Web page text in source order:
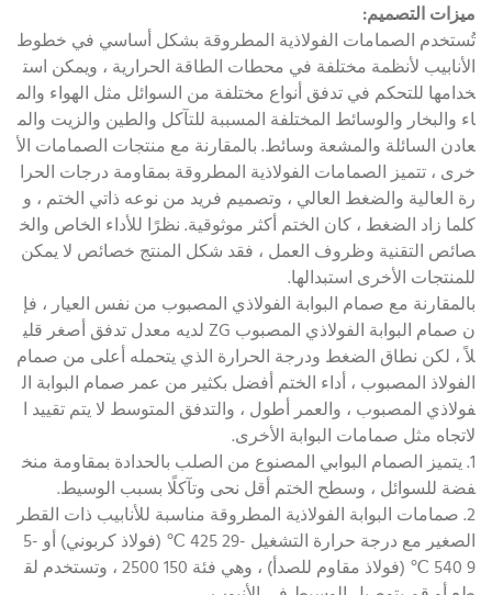
ميزات التصميم:
تُستخدم الصمامات الفولاذية المطروقة بشكل أساسي في خطوط
الأنابيب لأنظمة مختلفة في محطات الطاقة الحرارية ، ويمكن است
خدامها للتحكم في تدفق أنواع مختلفة من السوائل مثل الهواء والم
اء والبخار والوسائط المختلفة المسببة للتآكل والطين والزيت والم
عادن السائلة والمشعة وسائط. بالمقارنة مع منتجات الصمامات الأ
خرى ، تتميز الصمامات الفولاذية المطروقة بمقاومة درجات الحرا
رة العالية والضغط العالي ، وتصميم فريد من نوعه ذاتي الختم ، و
كلما زاد الضغط ، كان الختم أكثر موثوقية. نظرًا للأداء الخاص والخ
صائص التقنية وظروف العمل ، فقد شكل المنتج خصائص لا يمكن
للمنتجات الأخرى استبدالها.
بالمقارنة مع صمام البوابة الفولاذي المصبوب من نفس العيار ، فإ
ن صمام البوابة الفولاذي المصبوب ZG لديه معدل تدفق أصغر قلي
لاً ، لكن نطاق الضغط ودرجة الحرارة الذي يتحمله أعلى من صمام
الفولاذ المصبوب ، أداء الختم أفضل بكثير من عمر صمام البوابة ال
فولاذي المصبوب ، والعمر أطول ، والتدفق المتوسط ​​لا يتم تقييد ا
لاتجاه مثل صمامات البوابة الأخرى.
1. يتميز الصمام البوابي المصنوع من الصلب بالحدادة بمقاومة منخ
فضة للسوائل ، وسطح الختم أقل نحى وتآكلًا بسبب الوسيط.
2. صمامات البوابة الفولاذية المطروقة مناسبة للأنابيب ذات القطر
الصغير مع درجة حرارة التشغيل -29 425 ℃ (فولاذ كربوني) أو -5
9 540 ℃ (فولاذ مقاوم للصدأ) ، وهي فئة 150 2500 ، وتستخدم لق